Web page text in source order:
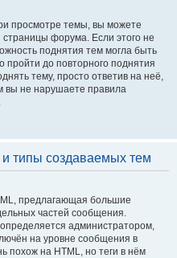
просмотре темы, вы можете
форума. Если этого не
поднятия тем могла быть
пройти до повторного поднятия
тему, просто ответив на неё,
вы не нарушаете правила
типы создаваемых тем
предлагающая большие
частей сообщения.
администратором,
на уровне сообщения в
похож на HTML, но теги в нём